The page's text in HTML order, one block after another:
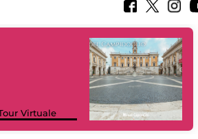
Virtuale